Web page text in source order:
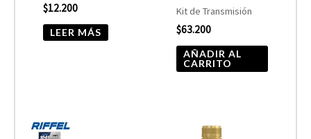
$12.200
LEER MÁS
Kit de Transmisión
$63.200
AÑADIR AL
CARRITO